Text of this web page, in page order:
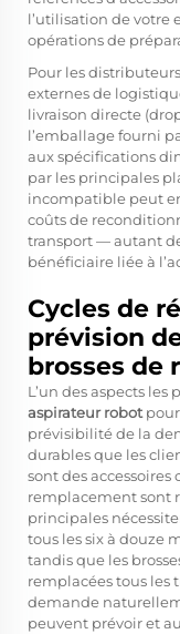
l’utilisation de votre
opérations de
Pour les
externes de
livraison directe
l’emballage fourni
aux spécifications
par les principales
incompatible peut
coûts de
transport — autant
bénéficiaire liée à
Cycles de
prévision
brosses de
L’un des aspects
aspirateur robot
prévisibilité de la
durables que les
sont des
remplacement sont
principales
tous les six à douze
tandis que les
remplacées tous les
demande
peuvent prévoir et